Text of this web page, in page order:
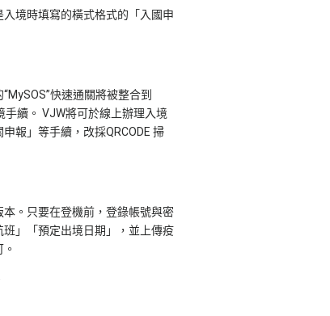
境時填寫的橫式格式的「入國申
快速通關將被整合到
手續。 VJW將可於線上辦理入境
報」等手續，改採QRCODE 掃
本。只要在登機前，登錄帳號與密
」「預定出境日期」，並上傳疫